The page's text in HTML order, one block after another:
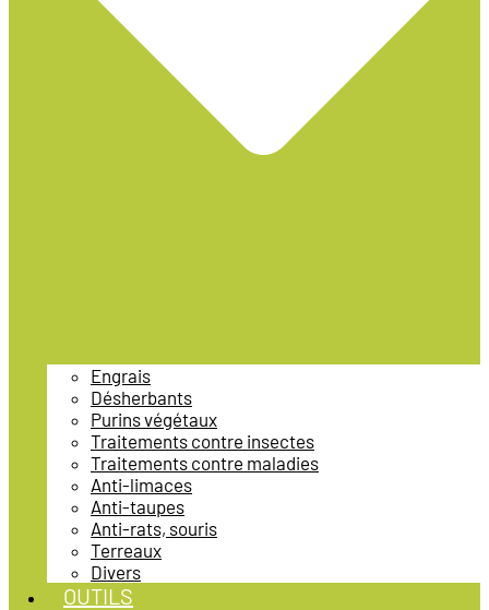
Engrais
Désherbants
Purins végétaux
Traitements contre insectes
Traitements contre maladies
Anti-limaces
Anti-taupes
Anti-rats, souris
Terreaux
Divers
OUTILS